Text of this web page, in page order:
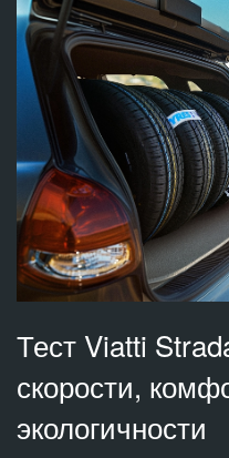
Тест Viatti
скорости,
экологичности